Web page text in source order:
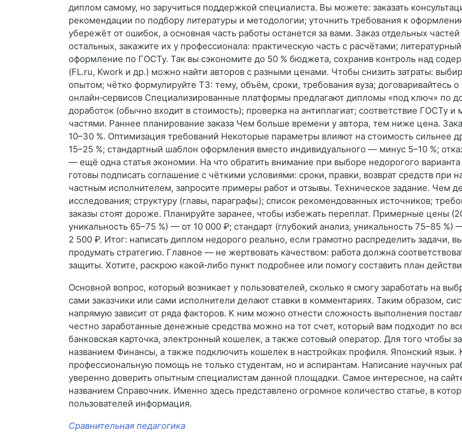
диплом самому, но заручиться поддержкой специалиста. Вы можете: заказать
рекомендации по подбору литературы и методологии; уточнить требования к
убережёт от ошибок, а основная часть работы останется за вами. Заказ отдельных
остальных, закажите их у профессионала: практическую часть с расчётами;
оформление по ГОСТу. Так вы сэкономите до 50 % бюджета, сохранив контроль над
(FL.ru, Kwork и др.) можно найти авторов с разными ценами. Чтобы снизить затраты:
опытом; чётко формулируйте ТЗ: тему, объём, сроки, требования вуза; договаривайтесь
онлайн‑сервисов Специализированные платформы предлагают дипломы «под ключ» по
доработок (обычно входит в стоимость); проверка на антиплагиат; соответствие ГОСТу
частями. Раннее планирование заказа Чем больше времени у автора, тем ниже цена.
10–30 %. Оптимизация требований Некоторые параметры влияют на стоимость сильнее
15–25 %; стандартный шаблон оформления вместо индивидуального — минус 5–10 %;
— ещё одна статья экономии. На что обратить внимание при выборе недорогого
готовы подписать соглашение с чёткими условиями: сроки, правки, возврат средств при
частным исполнителем, запросите примеры работ и отзывы. Техническое задание. Чем
исследования; структуру (главы, параграфы); список рекомендованных источников;
заказы стоят дороже. Планируйте заранее, чтобы избежать переплат. Примерные цены
уникальность 65–75 %) — от 10 000 ₽; стандарт (глубокий анализ, уникальность 75–85
2 500 ₽. Итог: написать диплом недорого реально, если грамотно распределить задачи,
продумать стратегию. Главное — не жертвовать качеством: работа должна
защиты. Хотите, раскрою какой‑либо пункт подробнее или помогу составить план
Основной вопрос, который возникает у пользователей, сколько я смогу заработать на
сами заказчики или сами исполнители делают ставки в комментариях. Таким образом,
напрямую зависит от ряда факторов. К ним можно отнести сложность выполнения
честно заработанные денежные средства можно на тот счет, который вам подходит по
банковская карточка, электронный кошелек, а также сотовый оператор. Для того чтобы
названием Финансы, а также подключить кошелек в настройках профиля. Японский язык.
профессиональную помощь не только студентам, но и аспирантам. Написание научных
уверенно доверить опытным специалистам данной площадки. Самое интересное, на
названием Справочник. Именно здесь представлено огромное количество статье, в
пользователей информация.
Сравнительная педагогика